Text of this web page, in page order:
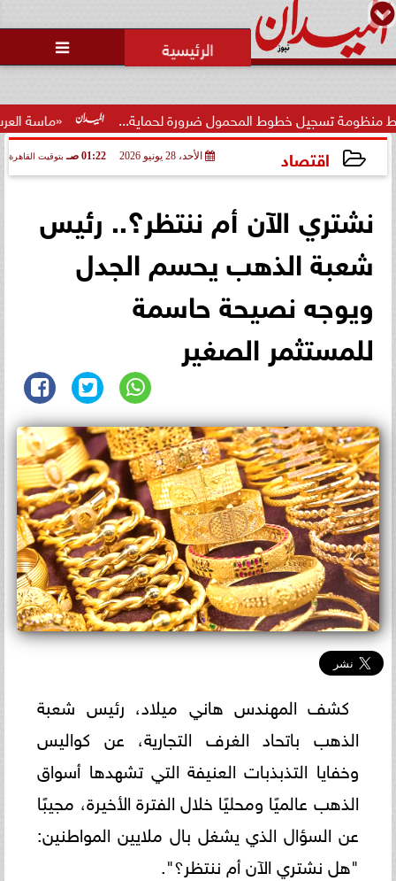

«ماسة العرب» تتوج خطوط المحمول ضرورة لحماية...
اقتصاد الأحد، 28 يونيو 2026 01:22 صـ بتوقيت القاهرة
نشتري الآن أم ننتظر؟.. رئيس
شعبة الذهب يحسم الجدل
ويوجه نصيحة حاسمة
للمستثمر الصغير
كشف المهندس هاني ميلاد، رئيس شعبة
الذهب باتحاد الغرف التجارية، عن كواليس
وخفايا التذبذبات العنيفة التي تشهدها أسواق
الذهب عالميًا ومحليًا خلال الفترة الأخيرة، مجيبًا
عن السؤال الذي يشغل بال ملايين المواطنين:
"هل نشتري الآن أم ننتظر؟".